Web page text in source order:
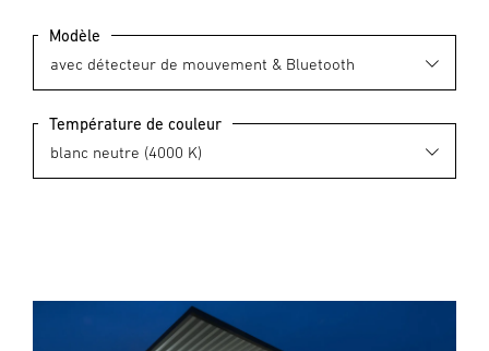
Modèle
Température de couleur